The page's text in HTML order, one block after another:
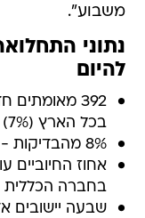
משבוע".
נתוני
להיום
בכל הארץ (7%)
8% מהבדיקות - בחברה הערבית
אחוז החיוביים
בחברה הכללית
שבעה יישובים אדומים